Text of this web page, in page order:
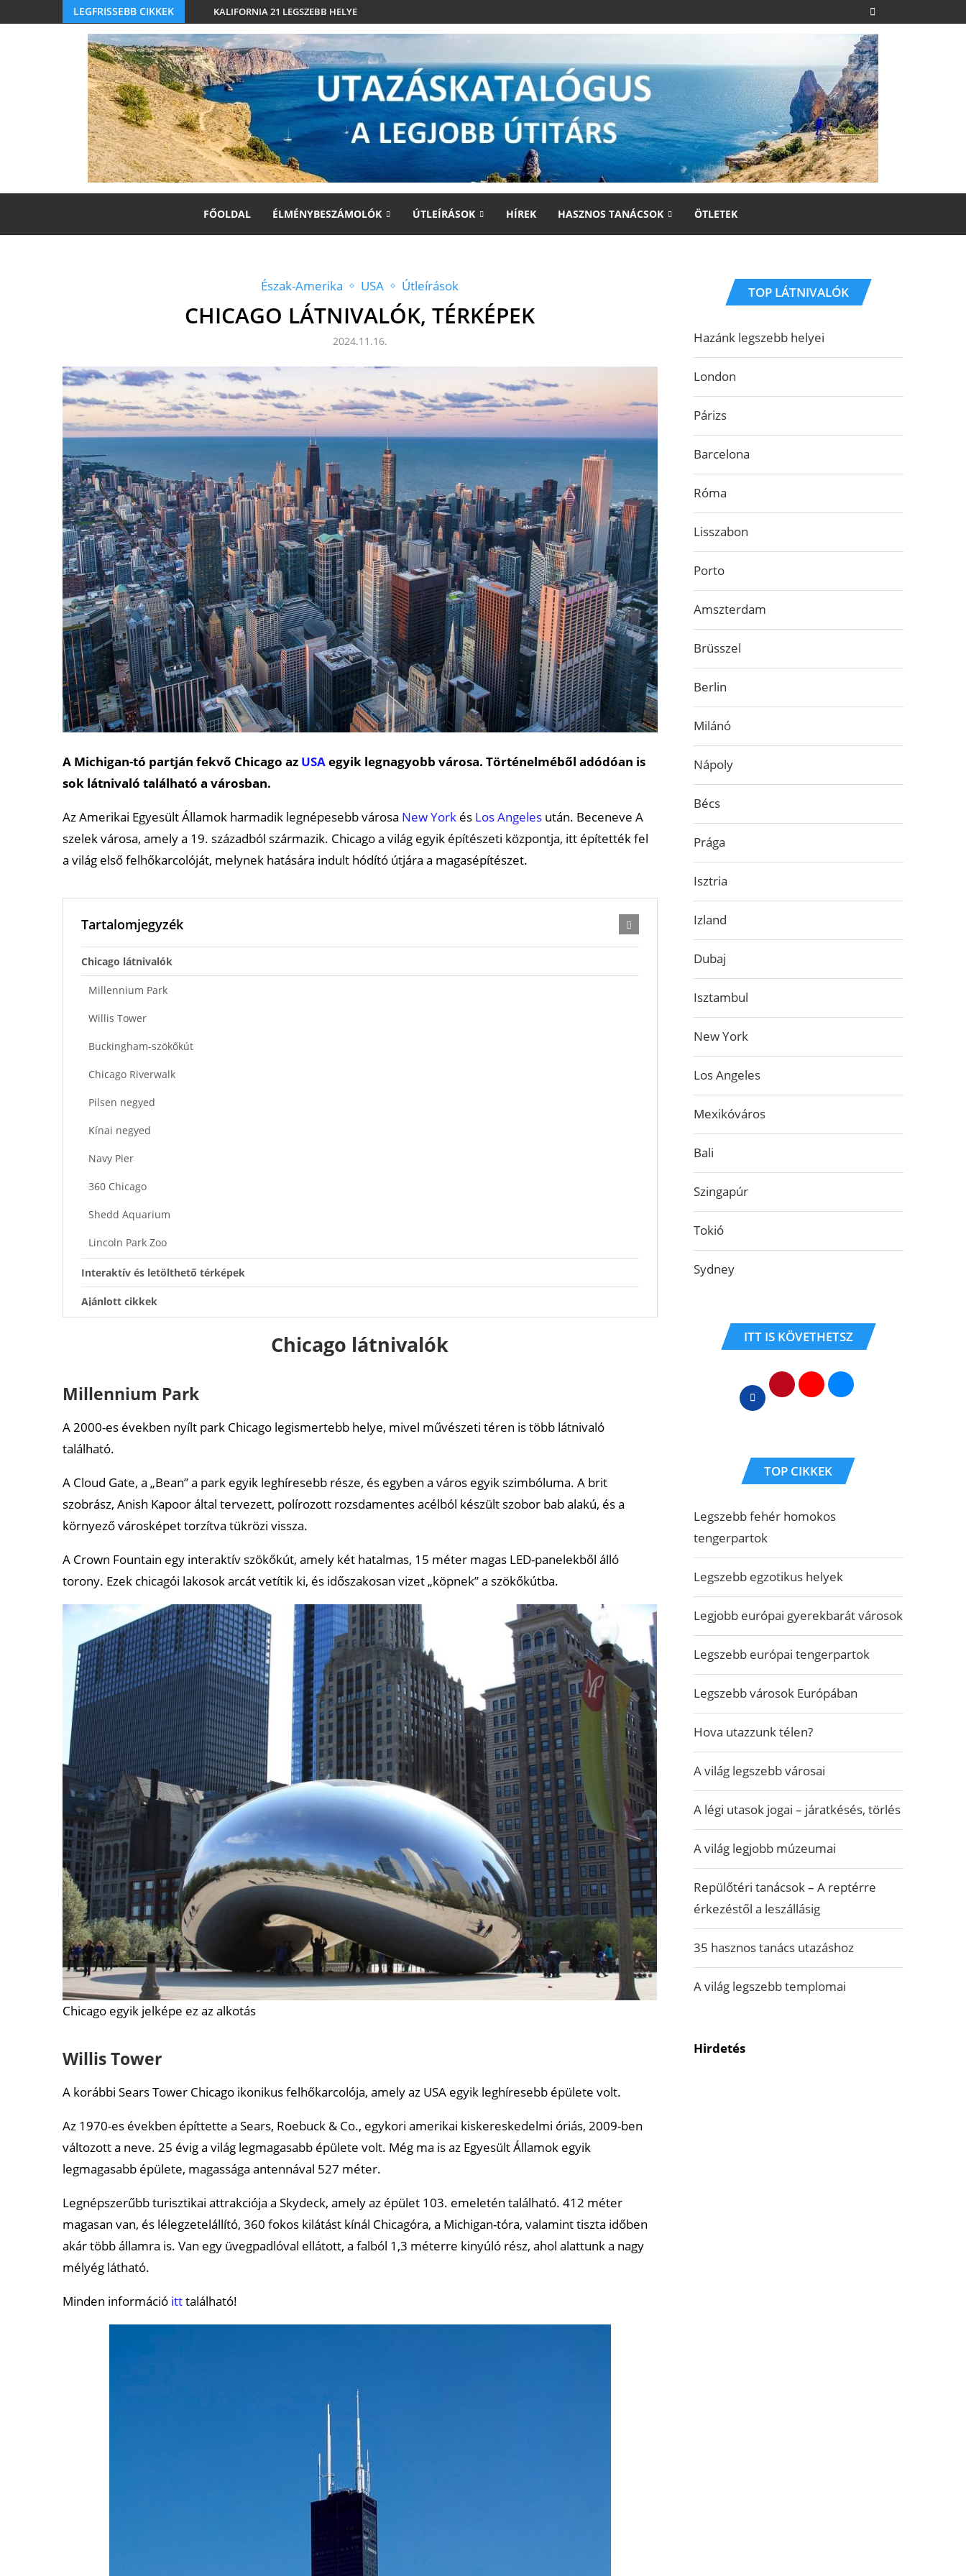
LEGFRISSEBB CIKKEK KALIFORNIA 21 LEGSZEBB HELYE
FŐOLDAL ÉLMÉNYBESZÁMOLÓK ÚTLEÍRÁSOK HÍREK HASZNOS TANÁCSOK ÖTLETEK
Észak-Amerika USA Útleírások
CHICAGO LÁTNIVALÓK, TÉRKÉPEK
2024.11.16.
A Michigan-tó partján fekvő Chicago az USAegyik legnagyobb városa. Történelméből adódóan is
sok látnivaló található a városban.
Az Amerikai Egyesült Államok harmadik legnépesebb városa New York és Los Angeles után. Beceneve A
szelek városa, amely a 19. századból származik. Chicago a világ egyik építészeti központja, itt építették fel
a világ első felhőkarcolóját, melynek hatására indult hódító útjára a magasépítészet.
Tartalomjegyzék
Chicago látnivalók
Millennium Park
Willis Tower
Buckingham-szökőkút
Chicago Riverwalk
Pilsen negyed
Kínai negyed
Navy Pier
360 Chicago
Shedd Aquarium
Lincoln Park Zoo
Interaktív és letölthető térképek
Ajánlott cikkek
Chicago látnivalók
Millennium Park
A 2000-es években nyílt park Chicago legismertebb helye, mivel művészeti téren is több látnivaló
található.
A Cloud Gate, a „Bean” a park egyik leghíresebb része, és egyben a város egyik szimbóluma. A brit
szobrász, Anish Kapoor által tervezett, polírozott rozsdamentes acélból készült szobor bab alakú, és a
környező városképet torzítva tükrözi vissza.
A Crown Fountain egy interaktív szökőkút, amely két hatalmas, 15 méter magas LED-panelekből álló
torony. Ezek chicagói lakosok arcát vetítik ki, és időszakosan vizet „köpnek” a szökőkútba.
Chicago egyik jelképe ez az alkotás
Willis Tower
A korábbi Sears Tower Chicago ikonikus felhőkarcolója, amely az USA egyik leghíresebb épülete volt.
Az 1970-es években építtette a Sears, Roebuck & Co., egykori amerikai kiskereskedelmi óriás, 2009-ben
változott a neve. 25 évig a világ legmagasabb épülete volt. Még ma is az Egyesült Államok egyik
legmagasabb épülete, magassága antennával 527 méter.
Legnépszerűbb turisztikai attrakciója a Skydeck, amely az épület 103. emeletén található. 412 méter
magasan van, és lélegzetelállító, 360 fokos kilátást kínál Chicagóra, a Michigan-tóra, valamint tiszta időben
akár több államra is. Van egy üvegpadlóval ellátott, a falból 1,3 méterre kinyúló rész, ahol alattunk a nagy
mélyég látható.
Minden információ itttalálható!
TOP LÁTNIVALÓK
Hazánk legszebb helyei
London
Párizs
Barcelona
Róma
Lisszabon
Porto
Amszterdam
Brüsszel
Berlin
Milánó
Nápoly
Bécs
Prága
Isztria
Izland
Dubaj
Isztambul
New York
Los Angeles
Mexikóváros
Bali
Szingapúr
Tokió
Sydney
ITT IS KÖVETHETSZ
TOP CIKKEK
Legszebb fehér homokos
tengerpartok
Legszebb egzotikus helyek
Legjobb európai gyerekbarát városok
Legszebb európai tengerpartok
Legszebb városok Európában
Hova utazzunk télen?
A világ legszebb városai
A légi utasok jogai – járatkésés, törlés
A világ legjobb múzeumai
Repülőtéri tanácsok – A reptérre
érkezéstől a leszállásig
35 hasznos tanács utazáshoz
A világ legszebb templomai
Hirdetés